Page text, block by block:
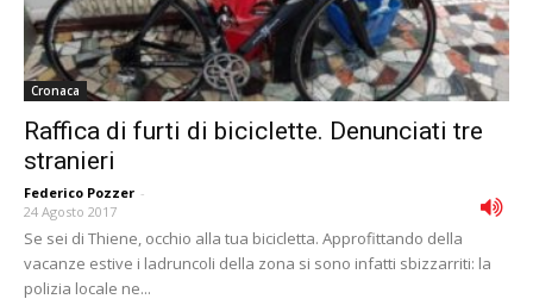
Cronaca
Raffica di furti di biciclette. Denunciati tre
stranieri
Federico Pozzer -
24 Agosto 2017
Se sei di Thiene, occhio alla tua bicicletta. Approfittando della
vacanze estive i ladruncoli della zona si sono infatti sbizzarriti: la
polizia locale ne...